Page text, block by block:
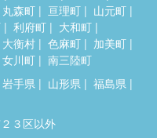
丸森町 亘理町
山元町
利府町
大和町
大衡村 色麻町
加美町
女川町
南三陸町
岩手県 山形県
福島県
３区以外